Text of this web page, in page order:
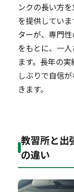
ンクの長い方
を提供してい
ターが、専門
をもとに、一
ます。長年の
しぶりで自信
きます。
教習所と出
の違い